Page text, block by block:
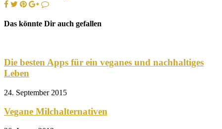
Das könnte Dir auch gefallen
Die besten Apps für ein veganes und nachhaltiges
Leben
24. September 2015
Vegane Milchalternativen